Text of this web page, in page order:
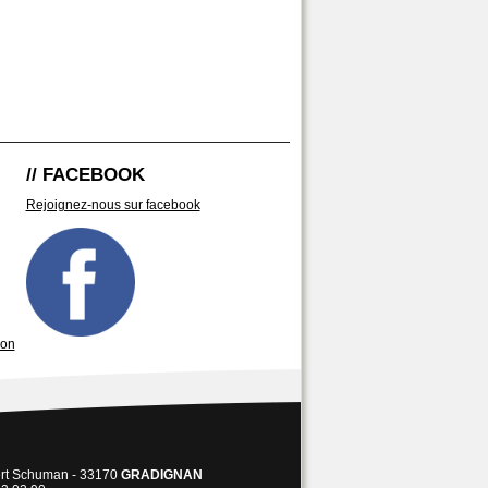
// FACEBOOK
Rejoignez-nous sur facebook
Schuman - 33170 GRADIGNAN